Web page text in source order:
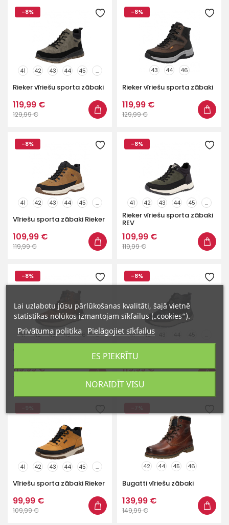
-8%
41 42 43 44 45 ...
Rieker vīriešu sporta zābaki
119,99 €
129,99 €
-8%
43 44 46
Rieker vīriešu sporta zābaki
119,99 €
129,99 €
-8%
41 42 43 44 45 ...
Vīriešu sporta zābaki Rieker
109,99 €
119,99 €
-8%
41 42 43 44 45 ...
Rieker vīriešu sporta zābaki
REV
109,99 €
119,99 €
-8%
41 42 43 45 46 ...
Vīriešu sporta zābaki Rieker
119,99 €
-8%
41 42
Rieker vīriešu sporta zābaki
119,99 €
41 42 43 44 45 ...
Vīriešu sporta zābaki Rieker
99,99 €
109,99 €
42 44 45 46
Bugatti vīriešu zābaki
139,99 €
149,99 €
Lai uzlabotu jūsu pārlūkošanas kvalitāti, šajā vietnē
statistikas nolūkos izmantojam sīkfailus („cookies“).
Privātuma politika Pielāgojiet sīkfailus
NORAIDĪT VISU
ES PIEKRĪTU